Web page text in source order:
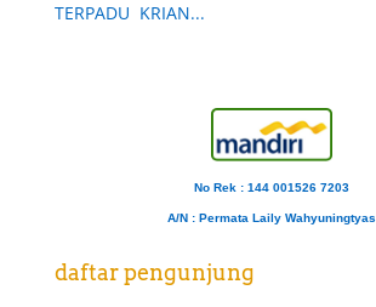
TERPADU KRIAN...
No Rek : 144 001526 7203
A/N : Permata Laily Wahyuningtyas
daftar pengunjung